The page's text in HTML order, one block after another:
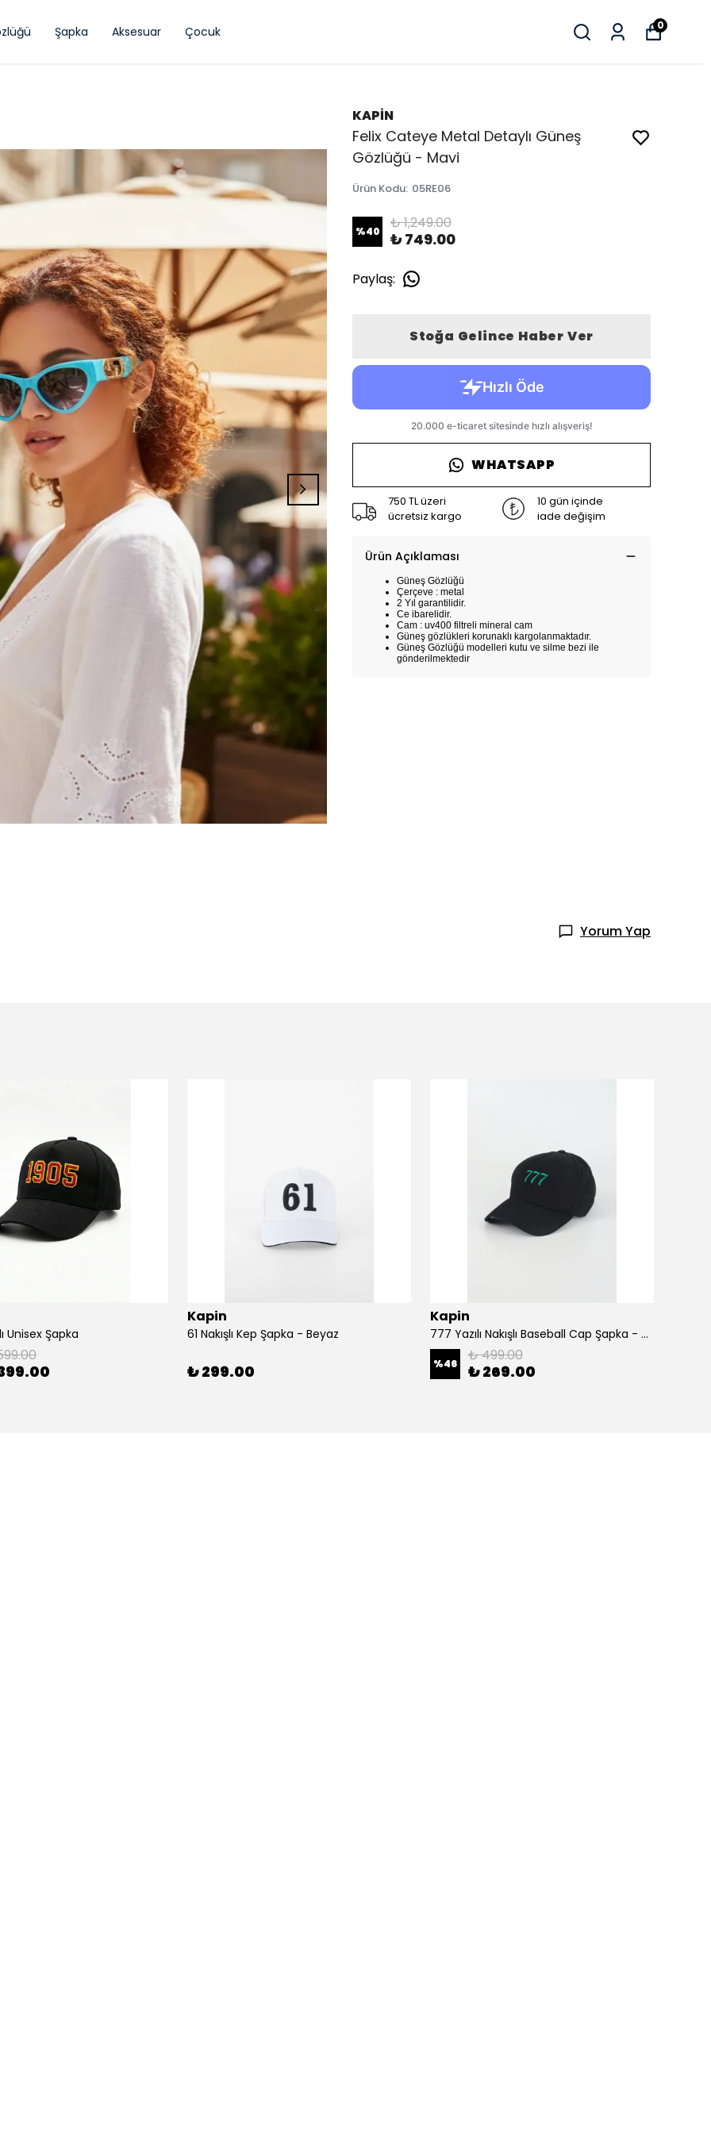
Şapka Aksesuar Çocuk 0
KAPİN
Felix Cateye Metal Detaylı Güneş
Gözlüğü - Mavi
Ürün Kodu: 05RE06
%40 ₺ 1,249.00
₺ 749.00
Paylaş:
Stoğa Gelince Haber Ver
WHATSAPP
750 TL üzeri
ücretsiz kargo
10 gün içinde
iade değişim
Ürün Açıklaması
Güneş Gözlüğü
Çerçeve : metal
2 Yıl garantilidir.
Ce ibarelidir.
Cam : uv400 filtreli mineral cam
Güneş gözlükleri korunaklı kargolanmaktadır.
Güneş Gözlüğü modelleri kutu ve silme bezi ile
gönderilmektedir
Yorum Yap
Unisex Şapka
Kapin
61 Nakışlı Kep Şapka - Beyaz
₺ 299.00
Kapin
777 Yazılı Nakışlı Baseball Cap Şapka - Siyah
%46 ₺ 499.00
₺ 269.00